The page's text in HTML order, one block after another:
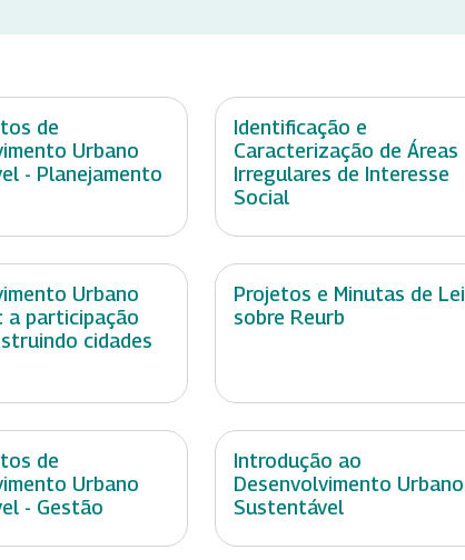
de
Urbano
- Planejamento
Identificação e
Caracterização de Áreas
Irregulares de Interesse
Social
Urbano
a participação
cidades
Projetos e Minutas de Lei
sobre Reurb
de
Urbano
- Gestão
Introdução ao
Desenvolvimento Urbano
Sustentável